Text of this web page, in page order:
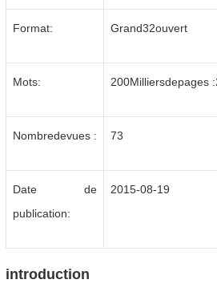
Format: Grand32ouvert
Mots: 200Milliersdepages
Nombredevues : 73
Date de
publication:
2015-08-19
introduction